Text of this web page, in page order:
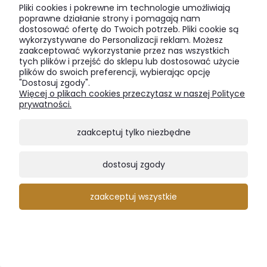
RÓŻNE KRZESŁA PRZY STOLE – HIT
przełamać schematy i nadać wnętrzu indywidualny
charakter – bez rezygnowania z harmonii.
Pliki cookies i pokrewne im technologie umożliwiają
poprawne działanie strony i pomagają nam
dostosować ofertę do Twoich potrzeb. Pliki cookie są
wykorzystywane do Personalizacji reklam. Możesz
zaakceptować wykorzystanie przez nas wszystkich
tych plików i przejść do sklepu lub dostosować użycie
plików do swoich preferencji, wybierając opcję
"Dostosuj zgody".
Więcej o plikach cookies przeczytasz w naszej Polityce
prywatności.
zaakceptuj tylko niezbędne
dostosuj zgody
zaakceptuj wszystkie